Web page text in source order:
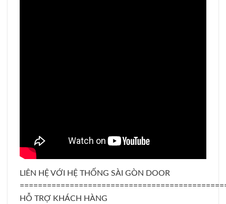
LIÊN HỆ VỚI HỆ THỐNG SÀI GÒN DOOR
HỖ TRỢ KHÁCH HÀNG